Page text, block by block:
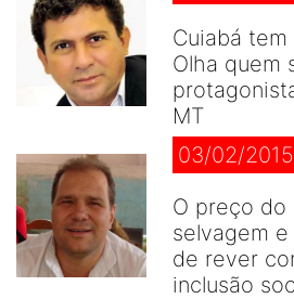
Cuiabá tem
Olha quem
MT
03/02/2015
O preço do
selvagem
de rever
inclusão